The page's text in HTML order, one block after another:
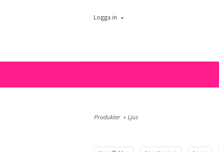
Logga in
Produkter » Ljus